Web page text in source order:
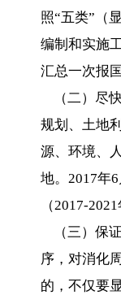
照“五类”（
编制和实施
汇总一次报
（二）尽
规划、土地
源、环境、
地。2017年
（2017-
（三）保
序，对消化
的，不仅要